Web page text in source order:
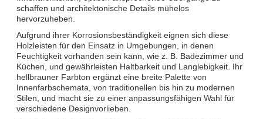
schaffen und architektonische Details mühelos
hervorzuheben.
Aufgrund ihrer Korrosionsbeständigkeit eignen sich diese
Holzleisten für den Einsatz in Umgebungen, in denen
Feuchtigkeit vorhanden sein kann, wie z. B. Badezimmer und
Küchen, und gewährleisten Haltbarkeit und Langlebigkeit. Ihr
hellbrauner Farbton ergänzt eine breite Palette von
Innenfarbschemata, von traditionellen bis hin zu modernen
Stilen, und macht sie zu einer anpassungsfähigen Wahl für
verschiedene Designvorlieben.